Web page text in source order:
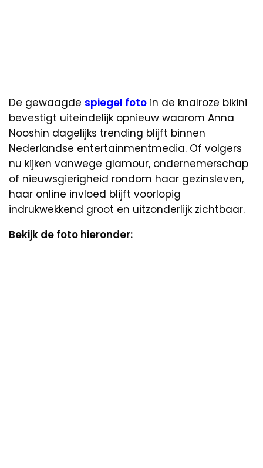
De gewaagde spiegel foto in de knalroze bikini
bevestigt uiteindelijk opnieuw waarom Anna
Nooshin dagelijks trending blijft binnen
Nederlandse entertainmentmedia. Of volgers
nu kijken vanwege glamour, ondernemerschap
of nieuwsgierigheid rondom haar gezinsleven,
haar online invloed blijft voorlopig
indrukwekkend groot en uitzonderlijk zichtbaar.
Bekijk de foto hieronder: